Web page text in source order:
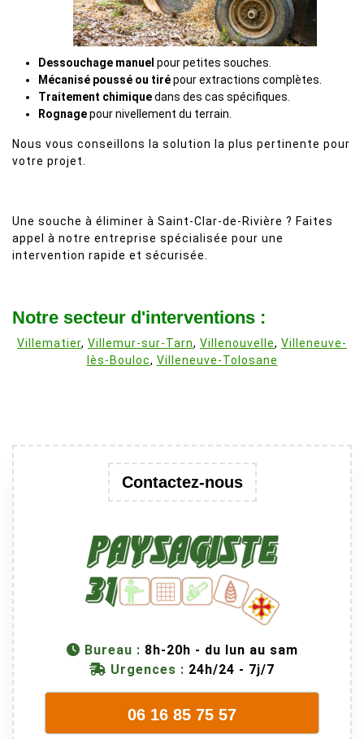
Dessouchage manuel pour petites souches.
Mécanisé poussé ou tirépour extractions complètes.
Traitement chimiquedans des cas spécifiques.
Rognagepour nivellement du terrain.
Nous vous conseillons la solution la plus pertinente pour
votre projet.
Une souche à éliminer à Saint-Clar-de-Rivière ? Faites
appel à notre entreprise spécialisée pour une
intervention rapide et sécurisée.
Notre secteur d'interventions :
Villematier, Villemur-sur-Tarn, Villenouvelle, Villeneuve-
lès-Bouloc, Villeneuve-Tolosane
Contactez-nous
Bureau : 8h-20h - du lun au sam
Urgences : 24h/24 - 7j/7
06 16 85 75 57